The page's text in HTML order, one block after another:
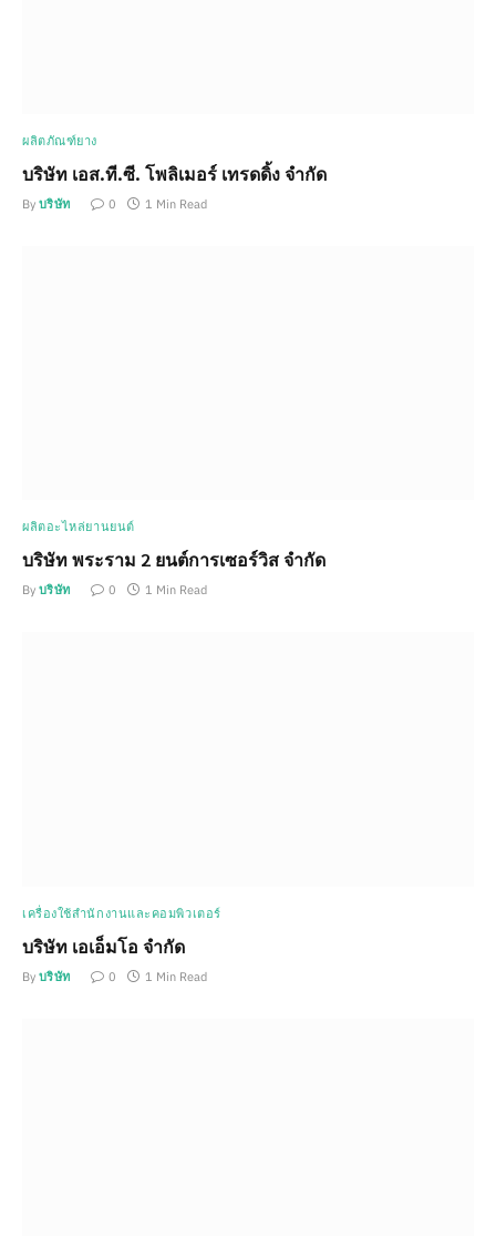
ผลิตภัณฑ์ยาง
บริษัท เอส.ที.ซี. โพลิเมอร์ เทรดดิ้ง จำกัด
By บริษัท 0 1 Min Read
ผลิตอะไหล่ยานยนต์
บริษัท พระราม 2 ยนต์การเซอร์วิส จำกัด
By บริษัท 0 1 Min Read
เครื่องใช้สำนักงานและคอมพิวเตอร์
บริษัท เอเอ็มโอ จำกัด
By บริษัท 0 1 Min Read